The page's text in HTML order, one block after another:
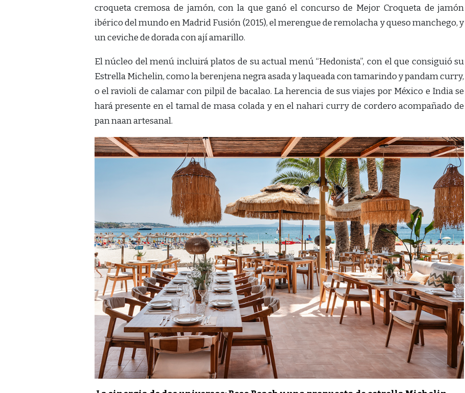
croqueta cremosa de jamón, con la que ganó el concurso de Mejor Croqueta de jamón
ibérico del mundo en Madrid Fusión (2015), el merengue de remolacha y queso manchego, y
un ceviche de dorada con ají amarillo.
El núcleo del menú incluirá platos de su actual menú “Hedonista”, con el que consiguió su
Estrella Michelin, como la berenjena negra asada y laqueada con tamarindo y pandam curry,
o el ravioli de calamar con pilpil de bacalao. La herencia de sus viajes por México e India se
hará presente en el tamal de masa colada y en el nahari curry de cordero acompañado de
pan naan artesanal.